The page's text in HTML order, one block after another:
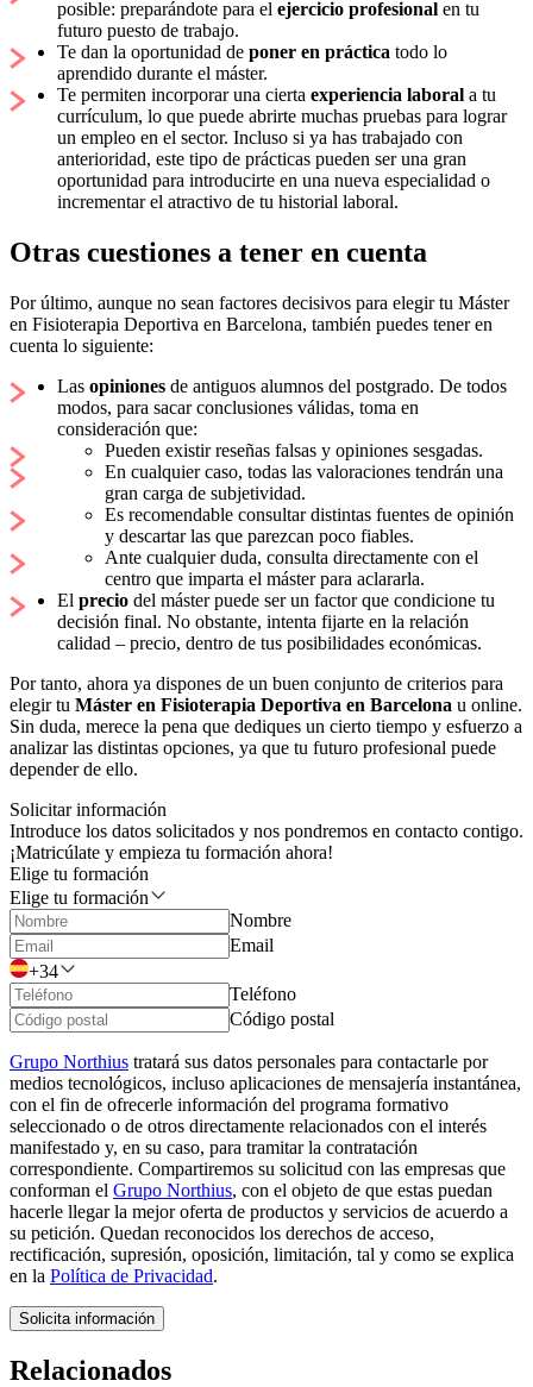
posible: preparándote para el ejercicio profesional en tu
futuro puesto de trabajo.
Te dan la oportunidad de poner en práctica todo lo
aprendido durante el máster.
Te permiten incorporar una cierta experiencia laboral a tu
currículum, lo que puede abrirte muchas pruebas para lograr
un empleo en el sector. Incluso si ya has trabajado con
anterioridad, este tipo de prácticas pueden ser una gran
oportunidad para introducirte en una nueva especialidad o
incrementar el atractivo de tu historial laboral.
Otras cuestiones a tener en cuenta
Por último, aunque no sean factores decisivos para elegir tu Máster
en Fisioterapia Deportiva en Barcelona, también puedes tener en
cuenta lo siguiente:
Las opiniones de antiguos alumnos del postgrado. De todos
modos, para sacar conclusiones válidas, toma en
consideración que:
Pueden existir reseñas falsas y opiniones sesgadas.
En cualquier caso, todas las valoraciones tendrán una
gran carga de subjetividad.
Es recomendable consultar distintas fuentes de opinión
y descartar las que parezcan poco fiables.
Ante cualquier duda, consulta directamente con el
centro que imparta el máster para aclararla.
El precio del máster puede ser un factor que condicione tu
decisión final. No obstante, intenta fijarte en la relación
calidad – precio, dentro de tus posibilidades económicas.
Por tanto, ahora ya dispones de un buen conjunto de criterios para
elegir tu Máster en Fisioterapia Deportiva en Barcelona u online.
Sin duda, merece la pena que dediques un cierto tiempo y esfuerzo a
analizar las distintas opciones, ya que tu futuro profesional puede
depender de ello.
Solicitar información
Introduce los datos solicitados y nos pondremos en contacto contigo.
¡Matricúlate y empieza tu formación ahora!
Elige tu formación
Elige tu formación
Nombre
Email
+34
Teléfono
Código postal
Grupo Northius tratará sus datos personales para contactarle por
medios tecnológicos, incluso aplicaciones de mensajería instantánea,
con el fin de ofrecerle información del programa formativo
seleccionado o de otros directamente relacionados con el interés
manifestado y, en su caso, para tramitar la contratación
correspondiente. Compartiremos su solicitud con las empresas que
conforman el Grupo Northius, con el objeto de que estas puedan
hacerle llegar la mejor oferta de productos y servicios de acuerdo a
su petición. Quedan reconocidos los derechos de acceso,
rectificación, supresión, oposición, limitación, tal y como se explica
en la Política de Privacidad.
Solicita información
Relacionados